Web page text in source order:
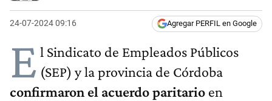
24-07-2024 09:16 Agregar PERFIL en Google
E l Sindicato de Empleados Públicos
(SEP) y la provincia de Córdoba
confirmaron el acuerdo paritario en